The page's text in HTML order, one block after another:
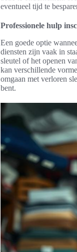
eventueel tijd te
Professionele hulp
Een goede optie
diensten zijn vaak in
sleutel of het openen
kan verschillende
omgaan met verloren
bent.